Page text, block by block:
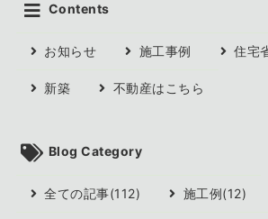
Contents
お知らせ 施工事例 住宅
新築 不動産はこちら
Blog Category
全ての記事(112) 施工例(12)